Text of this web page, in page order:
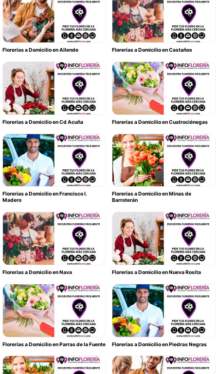
Florerías a Domicilio en Allende Florerías a Domicilio en Castaños
Florerías a Domicilio en Cd Acuña Florerías a Domicilio en Cuatrociénegas
Florerías a Domicilio en Francisco I.
Madero
Florerías a Domicilio en Minas de
Barroterán
Florerías a Domicilio en Nava Florerías a Domicilio en Nueva Rosita
Florerías a Domicilio en Parras de la Fuente Florerías a Domicilio en Piedras Negras